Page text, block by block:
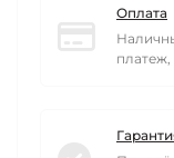
Оплата